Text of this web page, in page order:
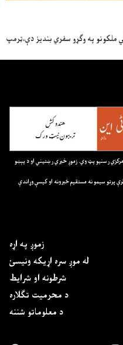
ملکونو په وګړو سفري بنديز دې،ټرمپ
رسنيو پټ وي. زموږ خبري رښتيني او د پېښو
پرتو سيمو نه مستقيم خبرونه او کيسې وړاندې
زموږ په اړه
له موږ سره اړیکه ونیسئ
شرطونه او شرایط
د محرمیت تګلاره
د معلوماتو شننه